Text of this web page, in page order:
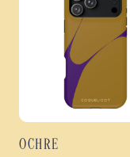
OCHRE